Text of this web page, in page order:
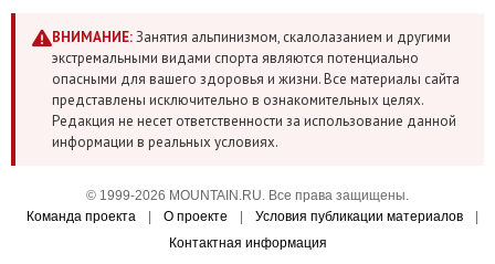
ВНИМАНИЕ:Занятия альпинизмом, скалолазанием и другими
экстремальными видами спорта являются потенциально
опасными для вашего здоровья и жизни. Все материалы сайта
представлены исключительно в ознакомительных целях.
Редакция не несет ответственности за использование данной
информации в реальных условиях.
© 1999-2026 MOUNTAIN.RU. Все права защищены.
Команда проекта
О проекте Условия публикации материалов
Контактная информация